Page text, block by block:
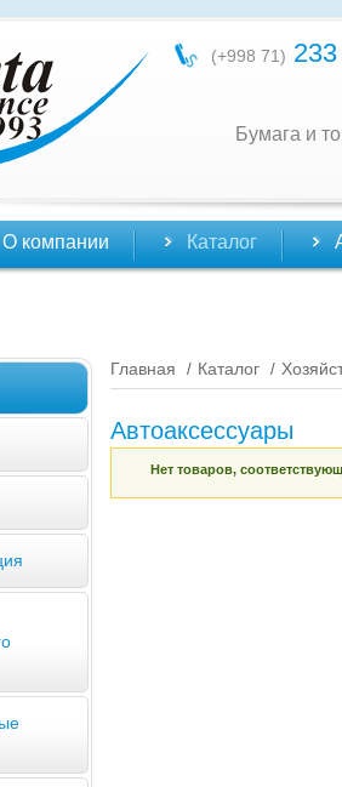
(+998 71)
Бумага и
О компании Каталог
Главная / Каталог /
Автоаксессуары
Нет товаров,